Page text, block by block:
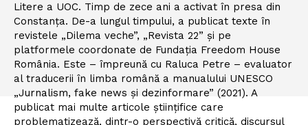
Litere a UOC. Timp de zece ani a activat în presa din
Constanţa. De-a lungul timpului, a publicat texte în
revistele „Dilema veche”, „Revista 22” și pe
platformele coordonate de Fundația Freedom House
România. Este – împreună cu Raluca Petre – evaluator
al traducerii în limba română a manualului UNESCO
„Jurnalism, fake news și dezinformare” (2021). A
publicat mai multe articole ştiinţifice care
problematizează, dintr-o perspectivă critică, discursul